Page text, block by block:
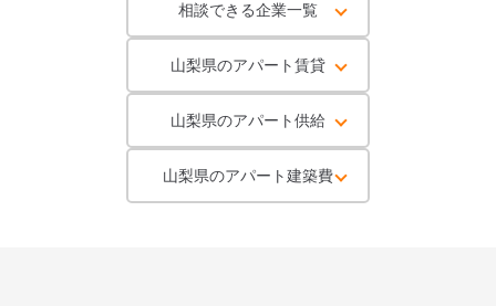
相談できる企業一覧
山梨県のアパート賃貸
山梨県のアパート供給
山梨県のアパート建築費